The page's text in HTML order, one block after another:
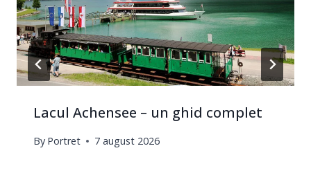
Lacul Achensee – un ghid complet
By Portret 7 august 2026